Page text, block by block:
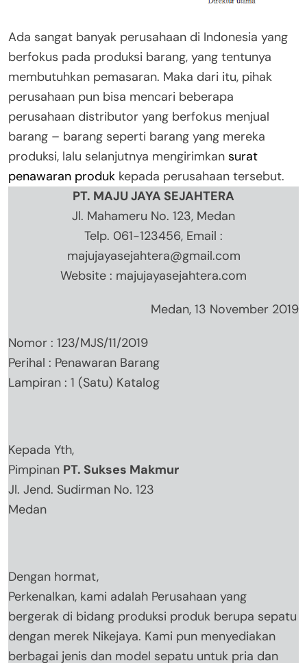
Ada sangat banyak perusahaan di Indonesia yang
berfokus pada produksi barang, yang tentunya
membutuhkan pemasaran. Maka dari itu, pihak
perusahaan pun bisa mencari beberapa
perusahaan distributor yang berfokus menjual
barang – barang seperti barang yang mereka
produksi, lalu selanjutnya mengirimkan surat
penawaran produk kepada perusahaan tersebut.
PT. MAJU JAYA SEJAHTERA
Jl. Mahameru No. 123, Medan
Telp. 061-123456, Email :
majujayasejahtera@gmail.com
Website : majujayasejahtera.com
Medan, 13 November 2019
Nomor : 123/MJS/11/2019
Perihal : Penawaran Barang
Lampiran : 1 (Satu) Katalog
Kepada Yth,
Pimpinan PT. Sukses Makmur
Jl. Jend. Sudirman No. 123
Medan
Dengan hormat,
Perkenalkan, kami adalah Perusahaan yang
bergerak di bidang produksi produk berupa sepatu
dengan merek Nikejaya. Kami pun menyediakan
berbagai jenis dan model sepatu untuk pria dan